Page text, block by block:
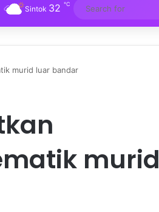
Sintok 32 ℃
murid luar bandar
murid